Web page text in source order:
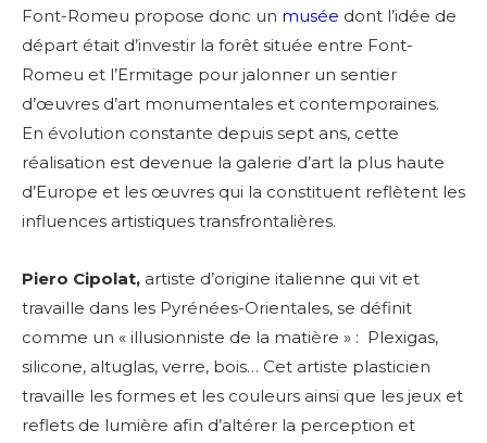
Adresse email*
Nom
Statut / Organisation
Font-Romeu propose donc un musée dont l’idée de
départ était d’investir la forêt située entre Font-
Romeu et l’Ermitage pour jalonner un sentier
d’œuvres d’art monumentales et contemporaines.
En évolution constante depuis sept ans, cette
réalisation est devenue la galerie d’art la plus haute
d’Europe et les œuvres qui la constituent reflètent les
influences artistiques transfrontalières.
Piero Cipolat, artiste d’origine italienne qui vit et
travaille dans les Pyrénées-Orientales, se définit
comme un « illusionniste de la matière » : Plexigas,
silicone, altuglas, verre, bois… Cet artiste plasticien
travaille les formes et les couleurs ainsi que les jeux et
reflets de lumière afin d’altérer la perception et